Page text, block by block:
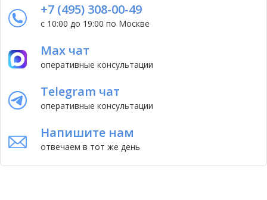
+7 (495) 308-00-49
с 10:00 до 19:00 по Москве
Max чат
оперативные консультации
Telegram чат
оперативные консультации
Напишите нам
отвечаем в тот же день